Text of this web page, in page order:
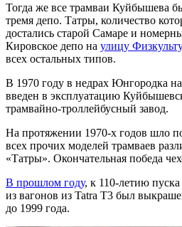
Тогда же все трамваи Куйбышева
тремя депо. Татры, количество
достались старой Самаре и
Кировское депо на улицу
всех остальных типов.
В 1970 году в недрах Юнгородка на
введен в эксплуатацию
трамвайно-троллейбусный завод.
На протяжении 1970-х годов шло
всех прочих моделей трамваев
«Татры». Окончательная победа
В прошлом году, к 110-летию пуска
из вагонов из Tatra T3 был
до 1999 года.